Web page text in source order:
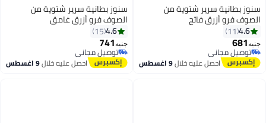
8
سنوز بطانية سرير شتوية من
الصوف فرو أزرق فاتح
120x195x30سم
4.6
11
جنيه681
توصيل مجاني
توصيل مجانياحصل عليه خلال9 اغسطس
8
سنوز بطانية سرير شتوية من
الصوف فرو أزرق غامق
160x200x30سم
4.6
15
جنيه741
توصيل مجاني
توصيل مجانياحصل عليه خلال9 اغسطس